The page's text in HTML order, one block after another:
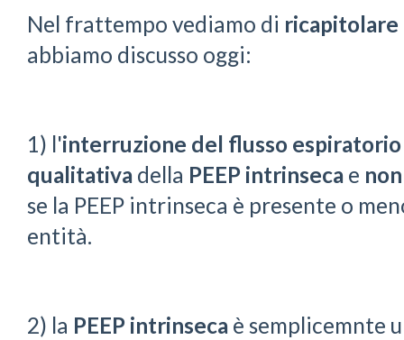
Nel frattempo vediamo di ricapitolare
abbiamo discusso oggi:
1) l'interruzione del flusso espiratorio
qualitativa della PEEP intrinseca e
se la PEEP intrinseca è presente o
entità.
2) la PEEP intrinseca è semplicemnte